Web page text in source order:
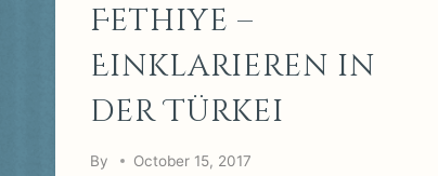
Fethiye –
Einklarieren in
der Türkei
By October 15, 2017